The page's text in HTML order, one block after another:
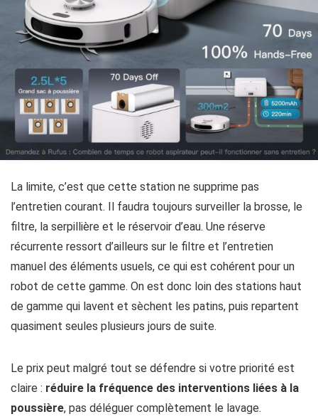
La limite, c’est que cette station ne supprime pas
l’entretien courant. Il faudra toujours surveiller la brosse, le
filtre, la serpillière et le réservoir d’eau. Une réserve
récurrente ressort d’ailleurs sur le filtre et l’entretien
manuel des éléments usuels, ce qui est cohérent pour un
robot de cette gamme. On est donc loin des stations haut
de gamme qui lavent et sèchent les patins, puis repartent
quasiment seules plusieurs jours de suite.
Le prix peut malgré tout se défendre si votre priorité est
claire : réduire la fréquence des interventions liées à la
poussière, pas déléguer complètement le lavage.